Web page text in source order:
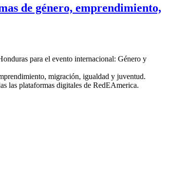
de género, emprendimiento,
para el evento internacional: Género y
migración, igualdad y juventud.
las plataformas digitales de RedEAmerica.